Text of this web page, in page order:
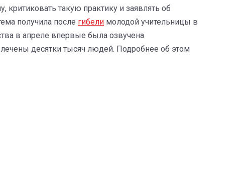
критиковать такую практику и заявлять об
получила после гибели молодой учительницы в
в апреле впервые была озвучена
десятки тысяч людей. Подробнее об этом